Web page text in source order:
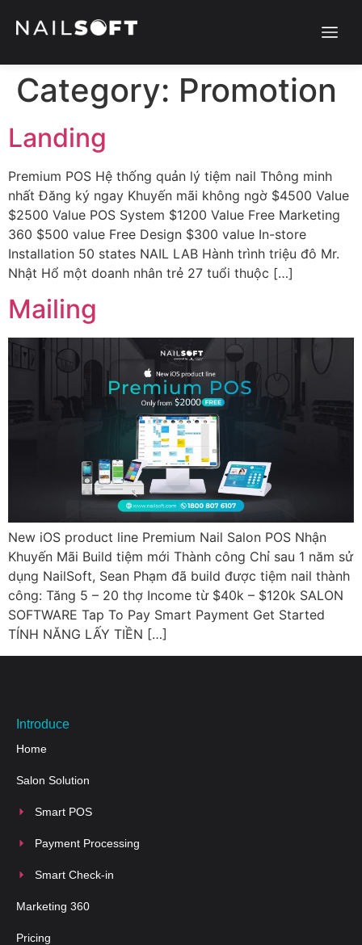
Category: Promotion
Landing
Premium POS Hệ thống quản lý tiệm nail Thông minh
nhất Đăng ký ngay Khuyến mãi không ngờ $4500 Value
$2500 Value POS System $1200 Value Free Marketing
360 $500 value Free Design $300 value In-store
Installation 50 states NAIL LAB Hành trình triệu đô Mr.
Nhật Hổ một doanh nhân trẻ 27 tuổi thuộc […]
Mailing
New iOS product line Premium Nail Salon POS Nhận
Khuyến Mãi Build tiệm mới Thành công Chỉ sau 1 năm sử
dụng NailSoft, Sean Phạm đã build được tiệm nail thành
công: Tăng 5 – 20 thợ Income từ $40k – $120k SALON
SOFTWARE Tap To Pay Smart Payment Get Started
TÍNH NĂNG LẤY TIỀN […]
Introduce
Home
Salon Solution
Smart POS
Payment Processing
Smart Check-in
Marketing 360
Pricing